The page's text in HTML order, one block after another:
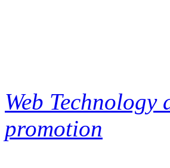
Web
promotion